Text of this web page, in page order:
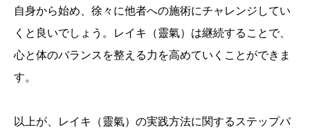
自身から始め、徐々に他者への施術にチャレンジしてい
くと良いでしょう。レイキ（靈氣）は継続することで、
心と体のバランスを整える力を高めていくことができま
す。
以上が、レイキ（靈氣）の実践方法に関するステップバ